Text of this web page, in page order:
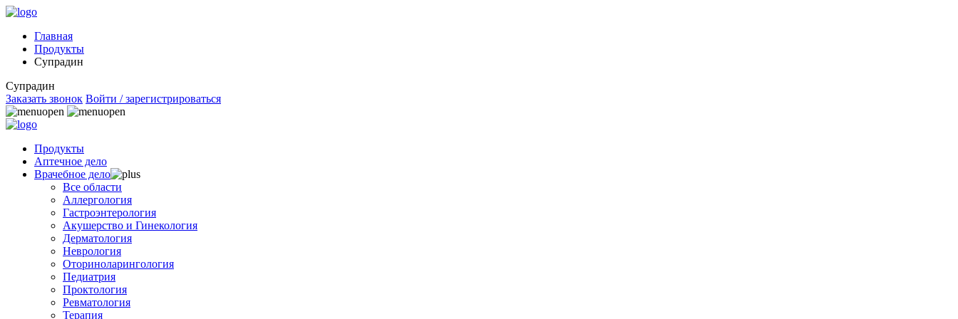
Главная
Продукты
Супрадин
Супрадин
Заказать звонок Войти / зарегистрироваться
Продукты
Аптечное дело
Врачебное дело
Все области
Аллергология
Гастроэнтерология
Акушерство и Гинекология
Дерматология
Неврология
Оториноларингология
Педиатрия
Проктология
Ревматология
Терапия